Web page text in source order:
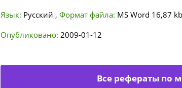
Язык: Русский , Формат файла: MS Word 16,87 kb
Опубликовано: 2009-01-12
Все рефераты по